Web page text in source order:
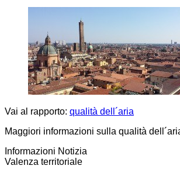
Vai al rapporto: qualità dell´aria
Maggiori informazioni sulla qualità
Informazioni Notizia
Valenza territoriale